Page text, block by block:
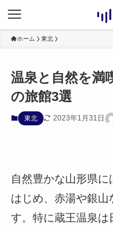
ホーム 東北
温泉と自然を満
の旅館3選
東北 2023年1月31日
自然豊かな山形県
はじめ、赤湯や銀山
す。特に蔵王温泉